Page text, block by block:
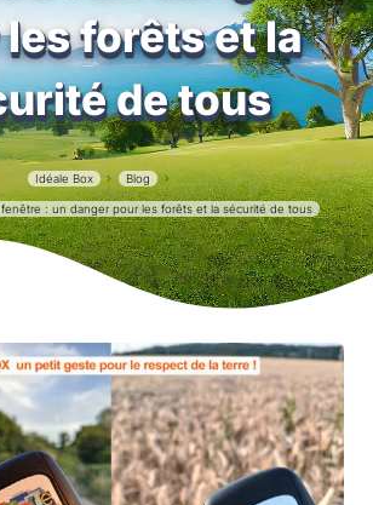
forêts et la
de tous
Idéale Box Blog
: un danger pour les forêts et la sécurité de tous